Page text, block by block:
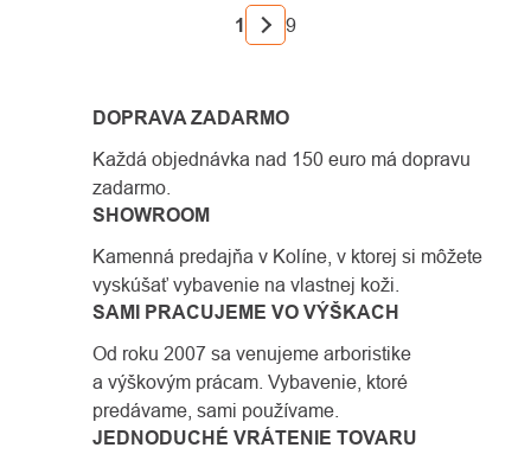
VÝPISU
STRÁNKOVANIE
1 9
DOPRAVA ZADARMO
Každá objednávka nad 150 euro má dopravu
zadarmo.
SHOWROOM
Kamenná predajňa v Kolíne, v ktorej si môžete
vyskúšať vybavenie na vlastnej koži.
SAMI PRACUJEME VO VÝŠKACH
Od roku 2007 sa venujeme arboristike
a výškovým prácam. Vybavenie, ktoré
predávame, sami používame.
JEDNODUCHÉ VRÁTENIE TOVARU